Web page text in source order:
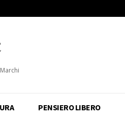
PENSIERO LIBERO